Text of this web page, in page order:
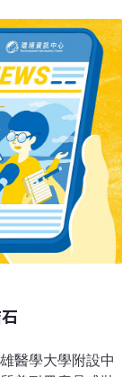
一篇登載於國際
裝的麵湯，受試
才代謝至最低濃
量不高，但長期
小孩、孕婦等易
食。這篇近期發
Internal
學研究團隊發
蒼表示，為了解
醫學大學附設中